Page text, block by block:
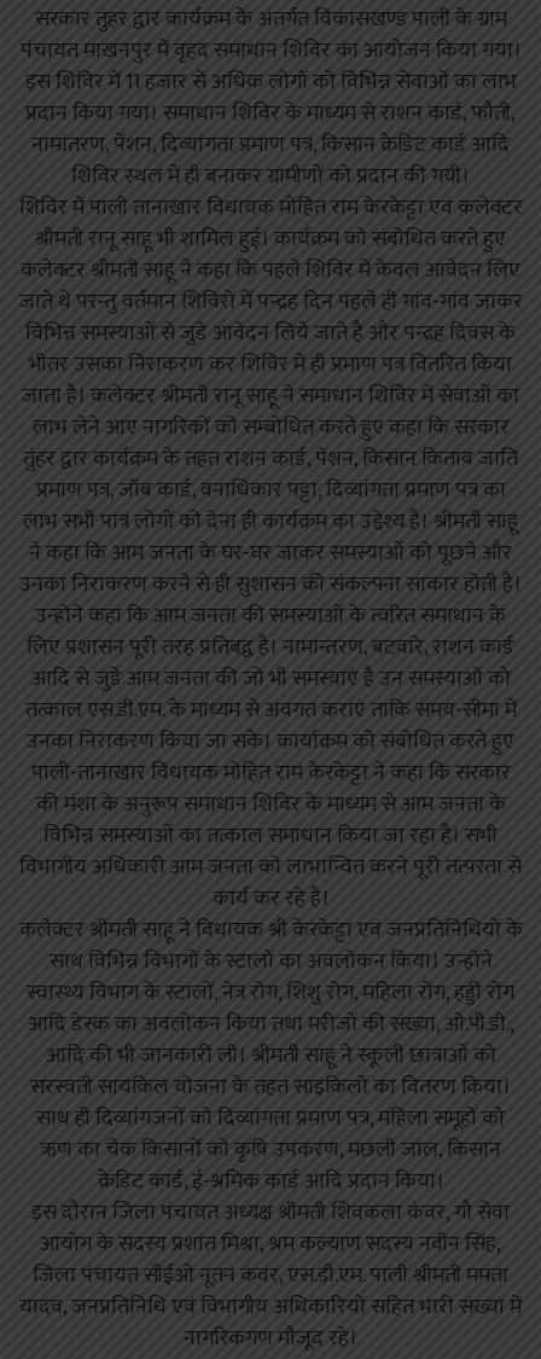
सरकार तुंहर द्वार कार्यक्रम के अंतर्गत विकासखण्ड पाली के ग्राम
पंचायत माखनपुर में वृहद समाधान शिविर का आयोजन किया गया।
इस शिविर में 11 हजार से अधिक लोगों को विभिन्न सेवाओं का लाभ
प्रदान किया गया। समाधान शिविर के माध्यम से राशन कार्ड, फौती,
नामांतरण, पेंशन, दिव्यांगता प्रमाण पत्र, किसान क्रेडिट कार्ड आदि
शिविर स्थल में ही बनाकर ग्रामीणों को प्रदान की गयी।
शिविर में पाली तानाखार विधायक मोहित राम केरकेट्टा एवं कलेक्टर
श्रीमती रानू साहू भी शामिल हुई। कार्यक्रम को संबोधित करते हुए
कलेक्टर श्रीमती साहू ने कहा कि पहले शिविर में केवल आवेदन लिए
जाते थे परन्तु वर्तमान शिविरों में पन्द्रह दिन पहले ही गांव-गांव जाकर
विभिन्न समस्याओं से जुडे आवेदन लिये जाते है और पन्द्रह दिवस के
भीतर उसका निराकरण कर शिविर में ही प्रमाण पत्र वितरित किया
जाता है। कलेक्टर श्रीमती रानू साहू ने समाधान शिविर में सेवाओं का
लाभ लेने आए नागरिकों को सम्बोधित करते हुए कहा कि सरकार
तुंहर द्वार कार्यक्रम के तहत राशन कार्ड, पेंशन, किसान किताब जाति
प्रमाण पत्र, जॉब कार्ड, वनाधिकार पट्टा, दिव्यांगता प्रमाण पत्र का
लाभ सभी पात्र लोगों को देना ही कार्यक्रम का उद्देश्य है। श्रीमती साहू
ने कहा कि आम जनता के घर-घर जाकर समस्याओं को पूछने और
उनका निराकरण करने से ही सुशासन की संकल्पना साकार होती है।
उन्होने कहा कि आम जनता की समस्याओं के त्वरित समाधान के
लिए प्रशासन पूरी तरह प्रतिबद्व है। नामान्तरण, बटवारे, राशन कार्ड
आदि से जुडे आम जनता की जो भी समस्याएं है उन समस्याओं को
तत्काल एस.डी.एम. के माध्यम से अवगत कराएं ताकि समय-सीमा में
उनका निराकरण किया जा सके। कार्याक्रम को संबोधित करते हुए
पाली-तानाखार विधायक मोहित राम केरकेट्टा ने कहा कि सरकार
की मंशा के अनुरूप समाधान शिविर के माध्यम से आम जनता के
विभिन्न समस्याओं का तत्काल समाधान किया जा रहा है। सभी
विभागीय अधिकारी आम जनता को लाभान्वित करने पूरी तत्परता से
कार्य कर रहे है।
कलेक्टर श्रीमती साहू ने विधायक श्री केरकेट्टा एवं जनप्रतिनिधियों के
साथ विभिन्न विभागों के स्टालों का अवलोकन किया। उन्होंने
स्वास्थ्य विभाग के स्टालों, नेत्र रोग, शिशु रोग, महिला रोग, हड्डी रोग
आदि डेस्क का अवलोकन किया तथा मरीजों की संख्या, ओ.पी.डी.,
आदि की भी जानकारी ली। श्रीमती साहू ने स्कूली छात्राओं को
सरस्वती सायकिल योजना के तहत साइकिलों का वितरण किया।
साथ ही दिव्यांगजनों को दिव्यांगता प्रमाण पत्र, महिला समूहों को
ऋण का चेक किसानों को कृषि उपकरण, मछली जाल, किसान
क्रेडिट कार्ड, ई-श्रमिक कार्ड आदि प्रदान किया।
इस दौरान जिला पंचायत अध्यक्ष श्रीमती शिवकला कंवर, गौ सेवा
आयोग के सदस्य प्रशांत मिश्रा, श्रम कल्याण सदस्य नवीन सिंह,
जिला पंचायत सीईओ नूतन कंवर, एस.डी.एम. पाली श्रीमती ममता
यादव, जनप्रतिनिधि एवं विभागीय अधिकारियों सहित भारी संख्या में
नागरिकगण मौजूद रहे।